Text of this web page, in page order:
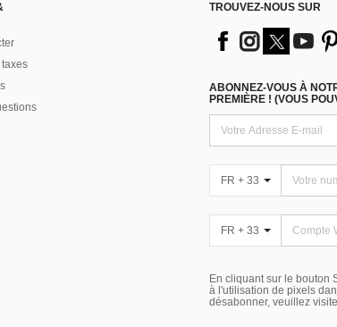
taxes
TROUVEZ-NOUS SUR
ABONNEZ-VOUS À
PREMIÈRE ! (VOUS
FR + 33
FR + 33
En cliquant sur le bouton
à l'utilisation de pixels
désabonner, veuillez